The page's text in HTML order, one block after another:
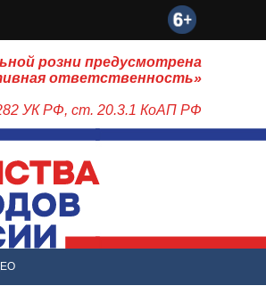
розни предусмотрена
ответственность»
УК РФ, ст. 20.3.1 КоАП РФ